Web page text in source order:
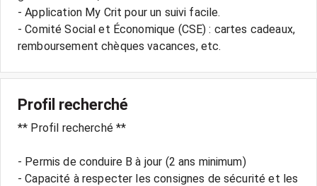
- Application My Crit pour un suivi facile.
- Comité Social et Économique (CSE) : cartes cadeaux,
Profil recherché
** Profil recherché **
- Permis de conduire B à jour (2 ans minimum)
- Capacité à respecter les consignes de sécurité et les